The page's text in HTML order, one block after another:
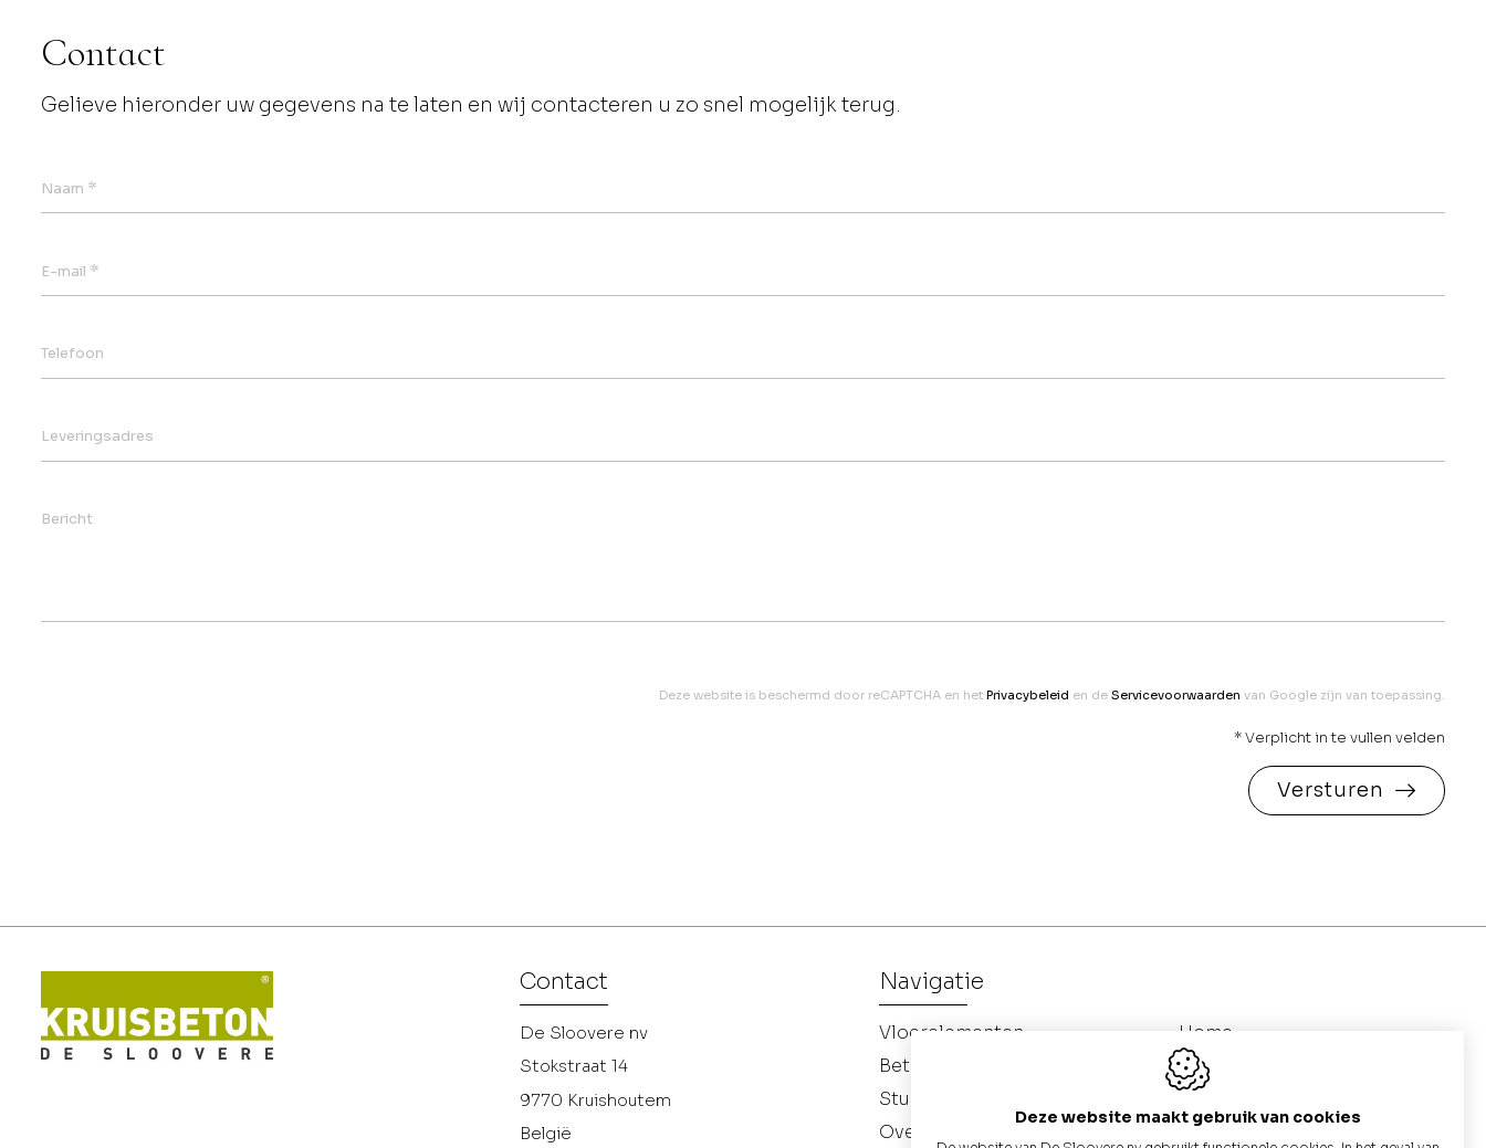
Contact
Gelieve hieronder uw gegevens na te laten en wij contacteren u zo snel mogelijk terug.
Naam *
E-mail *
Telefoon
Leveringsadres
Bericht
Deze website is beschermd door reCAPTCHA en het Privacybeleid en de Servicevoorwaarden van Google zijn van toepassing.
* Verplicht in te vullen velden
Versturen
Contact
De Sloovere nv
Stokstraat 14
9770 Kruishoutem
België
Navigatie
Vloerelementen
Betonnen putten
Studiebureau
Over ons
Home
Galerij
Deze website maakt gebruik van cookies